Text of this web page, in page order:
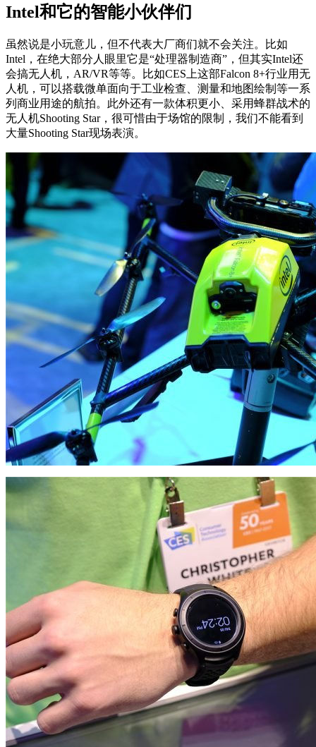
Intel和它的智能小伙伴们
虽然说是小玩意儿，但不代表大厂商们就不会关注。比如
Intel，在绝大部分人眼里它是“处理器制造商”，但其实Intel还
会搞无人机，AR/VR等等。比如CES上这部Falcon 8+行业用无
人机，可以搭载微单面向于工业检查、测量和地图绘制等一系
列商业用途的航拍。此外还有一款体积更小、采用蜂群战术的
无人机Shooting Star，很可惜由于场馆的限制，我们不能看到
大量Shooting Star现场表演。